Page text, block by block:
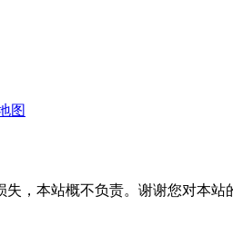
图
，本站概不负责。谢谢您对本站